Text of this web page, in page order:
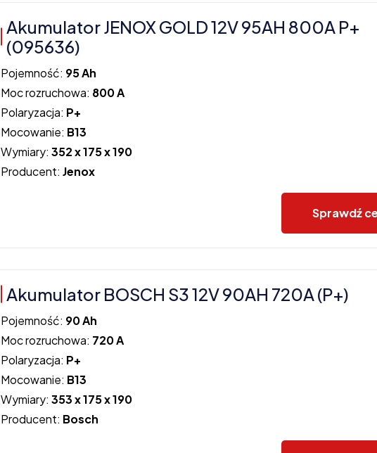
Akumulator JENOX GOLD 12V 95AH 800A P+
(095636)
Pojemność: 95 Ah
Moc rozruchowa: 800 A
Polaryzacja: P+
Mocowanie: B13
Wymiary:352 x 175 x 190
Producent:Jenox
Sprawdź
Akumulator BOSCH S3 12V 90AH 720A (P+)
Pojemność: 90 Ah
Moc rozruchowa: 720 A
Polaryzacja: P+
Mocowanie: B13
Wymiary:353 x 175 x 190
Producent: Bosch